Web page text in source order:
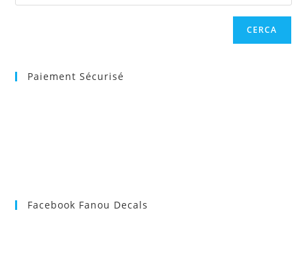
CERCA
Paiement Sécurisé
Facebook Fanou Decals